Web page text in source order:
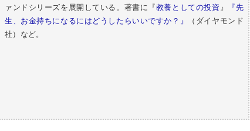
ァンドシリーズを展開している。著書に『教養としての投資 』
『先
生、お金持ちになるにはどうしたらいいですか？』
（ダイヤモンド
社）など。